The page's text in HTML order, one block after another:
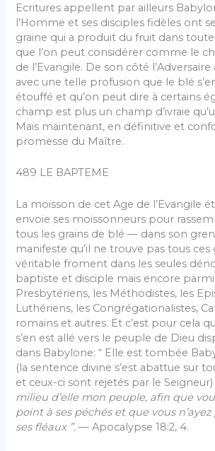
Ecri­tures appellent par ailleurs
l’Homme et ses disciples fidèles ont
graine qui a produit du fruit dans
que l’on peut considérer comme le
de l’Evangile. De son côté l’Adversaire
avec une telle profusion que le blé
étouffé et qu’on peut dire à certains
champ est plus un champ d’ivraie
Mais maintenant, en définitive et
promesse du Maître.
489 LE BAPTEME
La moisson de cet Age de l’Evangile
envoie ses moissonneurs pour
tous les grains de blé — dans son
manifeste qu’il ne trouve pas tous ces
véritable froment dans les seules
baptiste et disciple mais encore
Presbytériens, les Métho­distes, les
Luthériens, les Congréga­tionalistes,
romains et autres. Et c’est pour cela
s’en est allé vers le peuple de Dieu
dans Babylone: “ Elle est tombée
(la sentence divine s’est abattue sur
et ceux-ci sont rejetés par le Seigneur)
milieu d’elle mon peuple, afin que
point à ses péchés et que vous
ses fléaux ”. — Apocalypse 18:2, 4.